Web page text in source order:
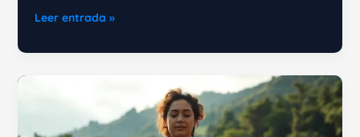
Habilidades
clave
Leer entrada »